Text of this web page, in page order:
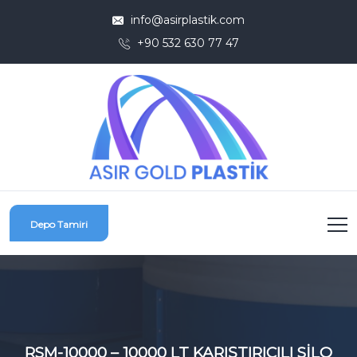
info@asirplastik.com
+90 532 630 77 47
Depo Tamiri
RSM-10000 – 10000 LT KARIŞTIRICILI SİLO